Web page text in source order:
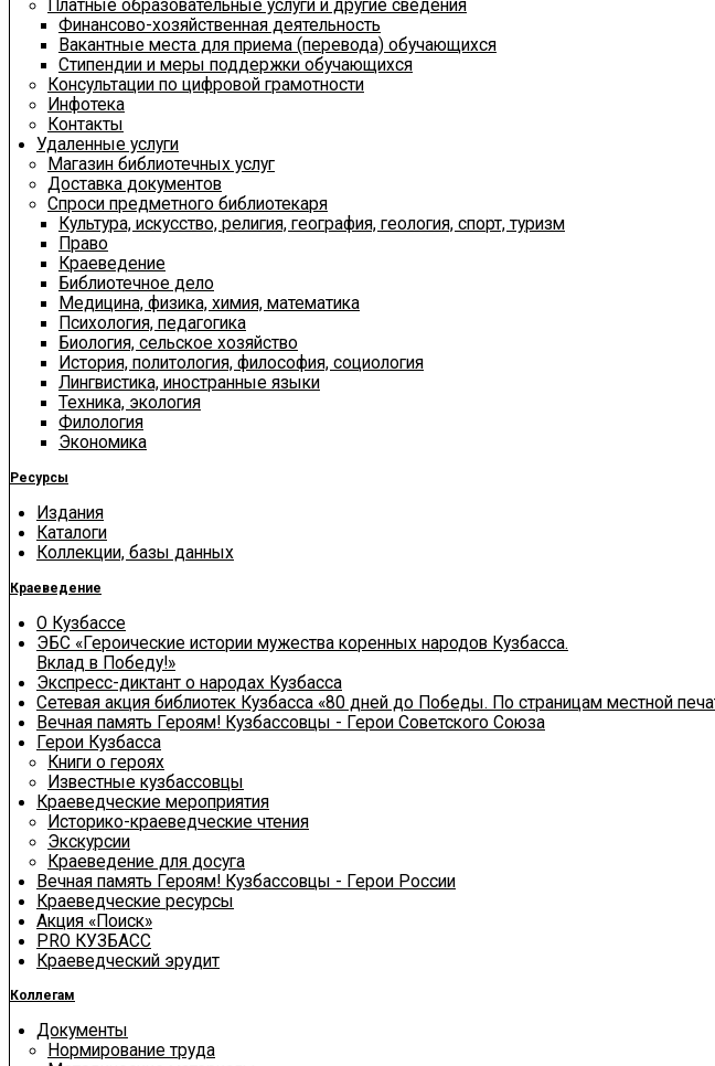
Платные образовательные услуги и другие сведения
Финансово-хозяйственная деятельность
Вакантные места для приема (перевода) обучающихся
Стипендии и меры поддержки обучающихся
Консультации по цифровой грамотности
Инфотека
Контакты
Удаленные услуги
Магазин библиотечных услуг
Доставка документов
Спроси предметного библиотекаря
Культура, искусство, религия, география, геология, спорт, туризм
Право
Краеведение
Библиотечное дело
Медицина, физика, химия, математика
Психология, педагогика
Биология, сельское хозяйство
История, политология, философия, социология
Лингвистика, иностранные языки
Техника, экология
Филология
Экономика
Ресурсы
Издания
Каталоги
Коллекции, базы данных
Краеведение
О Кузбассе
ЭБС «Героические истории мужества коренных народов Кузбасса.
Вклад в Победу!»
Экспресс-диктант о народах Кузбасса
Сетевая акция библиотек Кузбасса «80 дней до Победы. По страницам местной
Вечная память Героям! Кузбассовцы - Герои Советского Союза
Герои Кузбасса
Книги о героях
Известные кузбассовцы
Краеведческие мероприятия
Историко-краеведческие чтения
Экскурсии
Краеведение для досуга
Вечная память Героям! Кузбассовцы - Герои России
Краеведческие ресурсы
Акция «Поиск»
PRO КУЗБАСС
Краеведческий эрудит
Коллегам
Документы
Нормирование труда